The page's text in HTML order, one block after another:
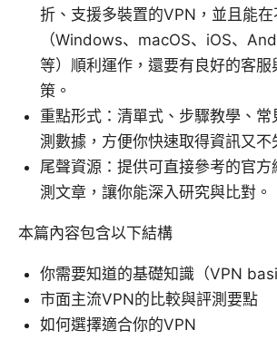
折、支援多裝置的VPN，並且能在
（Windows、macOS、iOS、
等）順利運作，還要有良好的客
策。
重點形式：清單式、步驟教學、
測數據，方便你快速取得資訊又不
尾聲資源：提供可直接參考的官
測文章，讓你能深入研究與比對。
本篇內容包含以下結構
你需要知道的基礎知識（VPN
市面主流VPN的比較與評測要點
如何選擇適合你的VPN